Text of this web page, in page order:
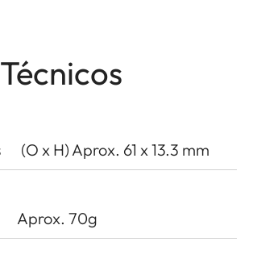
(O x H) Aprox. 61 x 13.3 mm
Aprox. 70g